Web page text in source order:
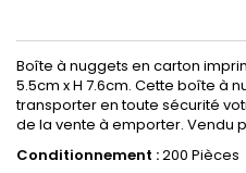
Boîte à nuggets en carton
5.5cm x H 7.6cm. Cette boîte à
transporter en toute sécurité
de la vente à emporter. Vendu
Conditionnement :200 Pièces